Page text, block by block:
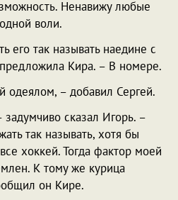
Ненавижу любые
воли.
его так называть наедине с
Кира. – В номере.
одеялом, – добавил Сергей.
задумчиво сказал Игорь. –
так называть, хотя бы
хоккей. Тогда фактор моей
К тому же курица
он Кире.